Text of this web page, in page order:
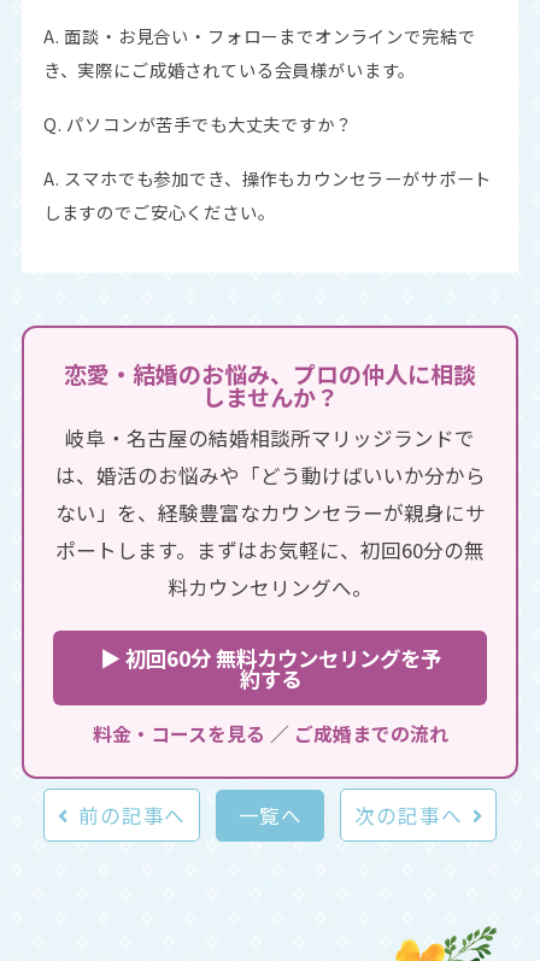
A. 面談・お見合い・フォローまでオンラインで完結で
き、実際にご成婚されている会員様がいます。
Q. パソコンが苦手でも大丈夫ですか？
A. スマホでも参加でき、操作もカウンセラーがサポート
しますのでご安心ください。
恋愛・結婚のお悩み、プロの仲人に相談
しませんか？
岐阜・名古屋の結婚相談所マリッジランドで
は、婚活のお悩みや「どう動けばいいか分から
ない」を、経験豊富なカウンセラーが親身にサ
ポートします。まずはお気軽に、初回60分の無
料カウンセリングへ。
▶ 初回60分 無料カウンセリングを予
約する
料金・コースを見る ／ ご成婚までの流れ
前の記事へ 一覧へ 次の記事へ